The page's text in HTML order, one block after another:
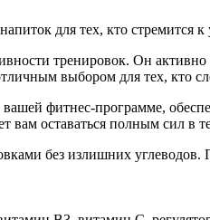
для тех, кто стремится к
тренировок. Он
выбором для тех, кто
фитнес-программе,
вам оставаться полным сил в
без излишних